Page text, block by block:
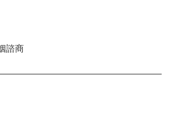
諮商